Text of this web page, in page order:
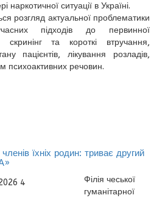
наркотичної ситуації в Україні.
розгляд актуальної проблематики
підходів до первинної
скринінг та короткі втручання,
пацієнтів, лікування розладів,
психоактивних речовин.
їхніх родин: триває другий
Філія чеської
гуманітарної